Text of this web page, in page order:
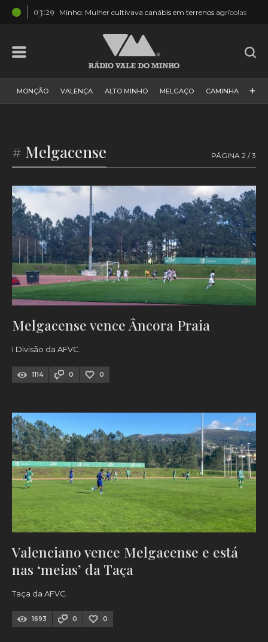
03:29 Minho: Mulher cultivava canábis em terrenos agrícolas
MONÇÃO VALENÇA ALTO MINHO MELGAÇO CAMINHA
DESPORTO
VALE DO MINHO MINHO MUNDO ESPANHA NORTE
VILA PRAIA DE ÂNCORA
+
# Melgacense PÁGINA 2 / 3
Melgacense vence Âncora Praia
I Divisão da AFVC.
1114 0 0
Valenciano vence Melgacense e está
nas ‘meias’ da Taça
Taça da AFVC.
1693 0 0